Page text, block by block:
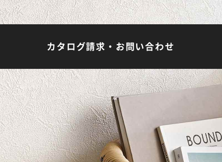
カタログ請求・お問い合わせ